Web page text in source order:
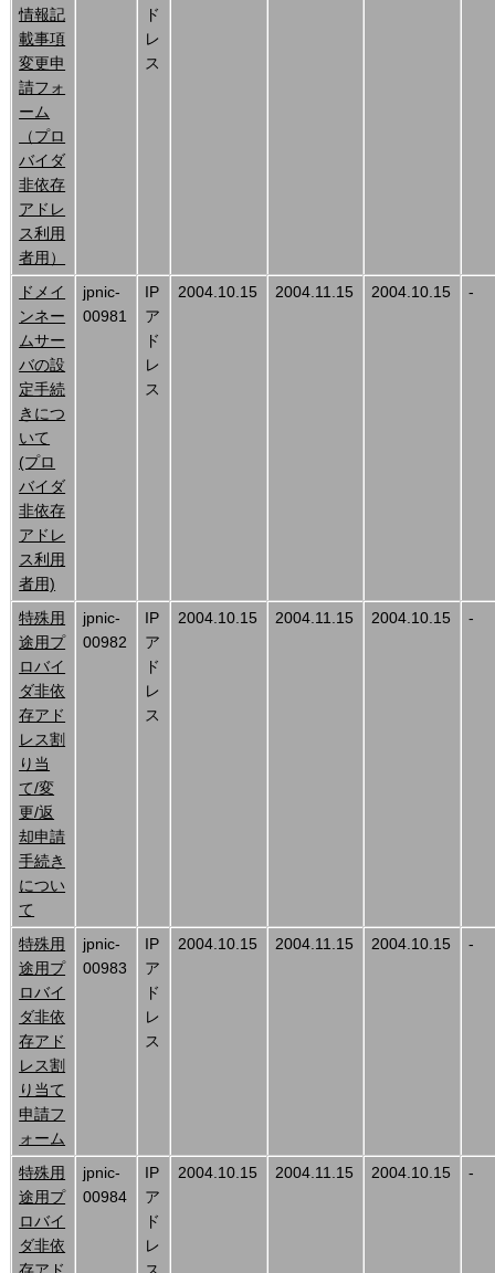
情報記
載事項
変更申
請フォ
ーム
（プロ
バイダ
非依存
アドレ
ス利用
者用）
ド
レ
ス
ドメイ
ンネー
ムサー
バの設
定手続
きにつ
いて
(プロ
バイダ
非依存
アドレ
ス利用
者用)
jpnic-
00981
IP
ア
ド
レ
ス
2004.10.15 2004.11.15 2004.10.15 -
特殊用
途用プ
ロバイ
ダ非依
存アド
レス割
り当
て/変
更/返
却申請
手続き
につい
て
jpnic-
00982
IP
ア
ド
レ
ス
2004.10.15 2004.11.15 2004.10.15 -
特殊用
途用プ
ロバイ
ダ非依
存アド
レス割
り当て
申請フ
ォーム
jpnic-
00983
IP
ア
ド
レ
ス
2004.10.15 2004.11.15 2004.10.15 -
特殊用
途用プ
ロバイ
ダ非依
存アド
jpnic-
00984
IP
ア
ド
レ
ス
2004.10.15 2004.11.15 2004.10.15 -